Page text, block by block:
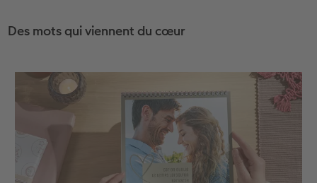
Des mots qui viennent du cœur